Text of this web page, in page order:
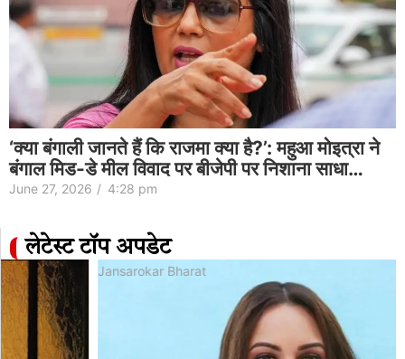
‘क्या बंगाली जानते हैं कि राजमा क्या है?’: महुआ मोइत्रा ने
बंगाल मिड-डे मील विवाद पर बीजेपी पर निशाना साधा…
June 27, 2026 / 4:28 pm
लेटेस्ट टॉप अपडेट
Jansarokar Bharat